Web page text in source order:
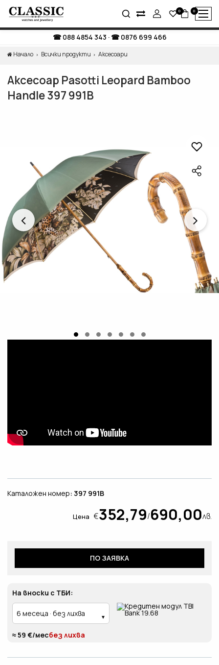
0 0
088 4854 343 · 0876 699 466
Начало Всички продукти Аксесоари
Аксесоар Pasotti Leopard Bamboo
Handle 397 991B
Каталожен номер: 397 991B
Цена €352,79/690,00лв.
ПО ЗАЯВКА
На вноски с ТБИ:
≈ 59 €/месбез лихва